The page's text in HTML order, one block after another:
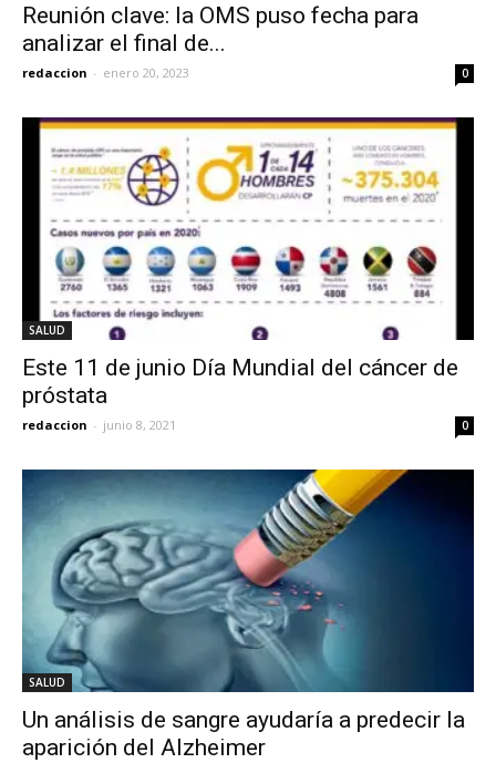
Reunión clave: la OMS puso fecha para
analizar el final de...
redaccion - enero 20, 2023 0
SALUD
Este 11 de junio Día Mundial del cáncer de
próstata
redaccion - junio 8, 2021 0
SALUD
Un análisis de sangre ayudaría a predecir la
aparición del Alzheimer